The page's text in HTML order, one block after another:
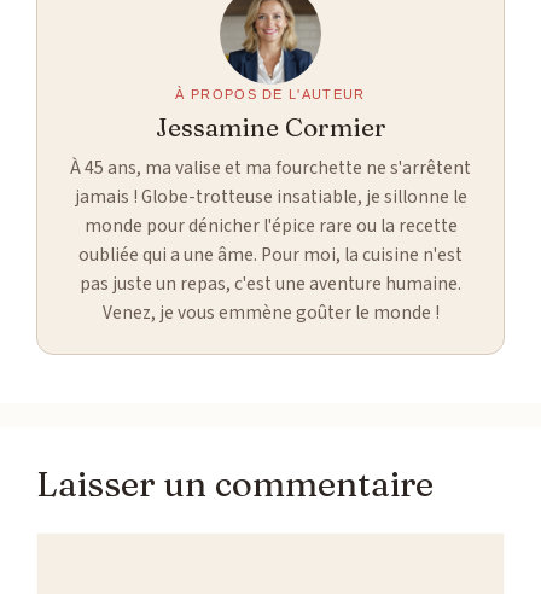
À PROPOS DE L'AUTEUR
Jessamine Cormier
À 45 ans, ma valise et ma fourchette ne s'arrêtent
jamais ! Globe-trotteuse insatiable, je sillonne le
monde pour dénicher l'épice rare ou la recette
oubliée qui a une âme. Pour moi, la cuisine n'est
pas juste un repas, c'est une aventure humaine.
Venez, je vous emmène goûter le monde !
Laisser un commentaire